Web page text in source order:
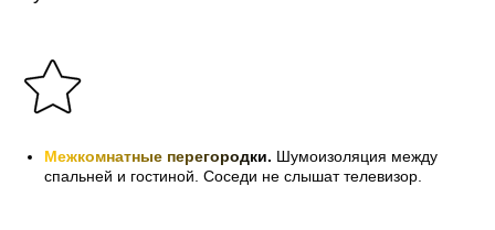
Межкомнатные перегородки. Шумоизоляция между
спальней и гостиной. Соседи не слышат телевизор.